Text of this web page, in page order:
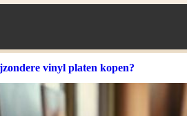
vinyl platen kopen?